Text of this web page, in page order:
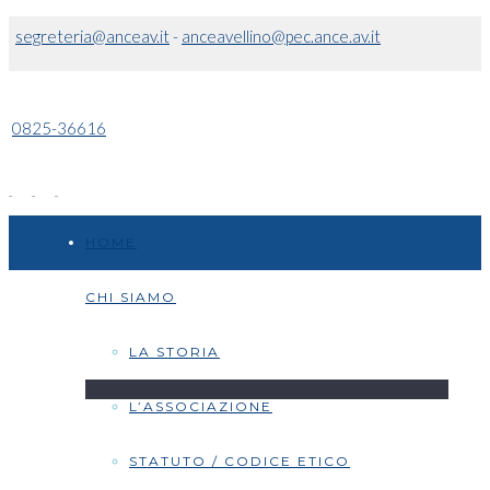
segreteria@anceav.it- anceavellino@pec.ance.av.it
0825-36616
CHI SIAMO
LA STORIA
L’ASSOCIAZIONE
STATUTO / CODICE ETICO